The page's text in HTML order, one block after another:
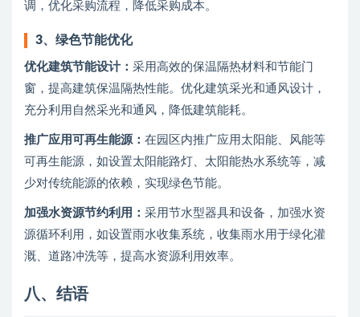
调，优化采购流程，降低采购成本。
3、 绿色节能优化
优化建筑节能设计： 采用高效的保温隔热材料和节能门
窗，提高建筑保温隔热性能。优化建筑采光和通风设计，
充分利用自然采光和通风，降低建筑能耗。
推广应用可再生能源： 在园区内推广应用太阳能、风能等
可再生能源，如设置太阳能路灯、太阳能热水系统等，减
少对传统能源的依赖，实现绿色节能。
加强水资源节约利用： 采用节水型器具和设备，加强水资
源循环利用，如设置雨水收集系统，收集雨水用于绿化灌
溉、道路冲洗等，提高水资源利用效率。
八、结语